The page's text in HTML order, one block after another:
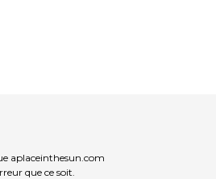
aplaceinthesun.com
que ce soit.